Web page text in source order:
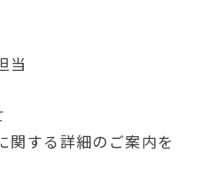
当
関する詳細のご案内を